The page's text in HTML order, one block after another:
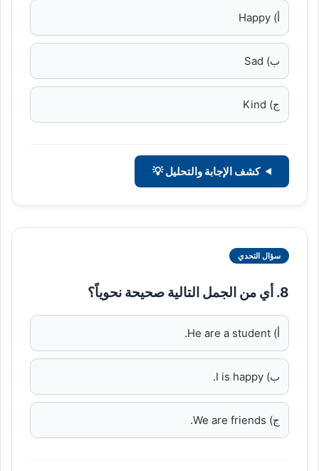
أ) Happy
ب) Sad
ج) Kind
كشف الإجابة والتحليل 💡
سؤال التحدي
8. أي من الجمل التالية صحيحة نحوياً؟
أ) He are a student.
ب) I is happy.
ج) We are friends.